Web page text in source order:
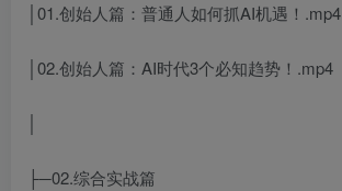
│01.创始人篇：普通人如何抓AI机遇！.mp4
│02.创始人篇：AI时代3个必知趋势！.mp4
├─02.综合实战篇